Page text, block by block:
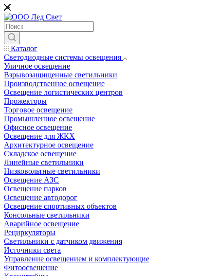
Каталог
Светодиодные системы освещения
Уличное освещение
Взрывозащищенные светильники
Производственное освещение
Освещение логистических центров
Прожекторы
Торговое освещение
Промышленное освещение
Офисное освещение
Освещение для ЖКХ
Архитектурное освещение
Складское освещение
Линейные светильники
Низковольтные светильники
Освещение АЗС
Освещение парков
Освещение автодорог
Освещение спортивных объектов
Консольные светильники
Аварийное освещение
Рециркуляторы
Светильники с датчиком движения
Источники света
Управление освещением и комплектующие
Фитоосвещение
*